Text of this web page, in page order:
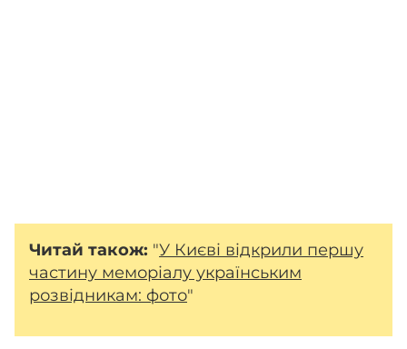
Читай також: "У Києві відкрили першу
частину меморіалу українським
розвідникам: фото"